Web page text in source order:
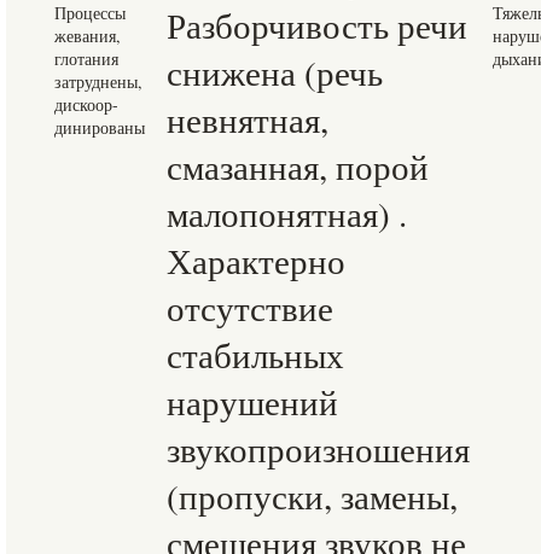
Процессы
жевания,
глотания
затруднены,
дискоор-
динированы
Разборчивость речи
снижена (речь
невнятная,
смазанная, порой
малопонятная) .
Характерно
отсутствие
стабильных
нарушений
звукопроизношения
(пропуски, замены,
смешения звуков не